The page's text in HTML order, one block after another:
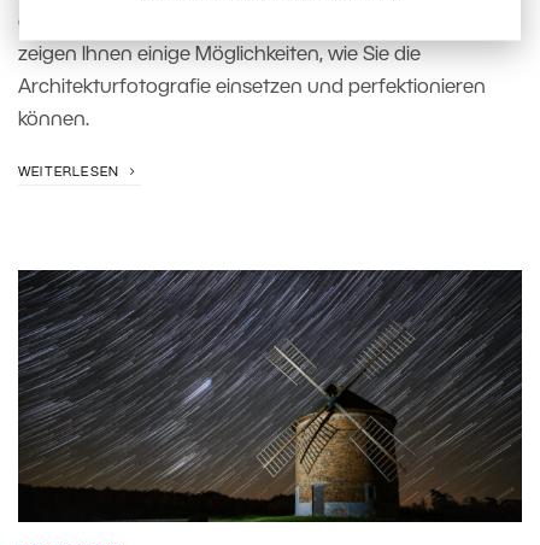
die den Charakter des Ortes zum Ausdruck bringt. Wir
zeigen Ihnen einige Möglichkeiten, wie Sie die
Architekturfotografie einsetzen und perfektionieren
können.
WEITERLESEN